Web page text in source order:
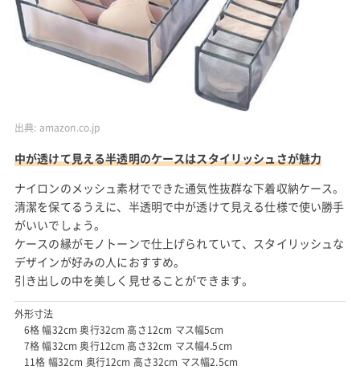
出典: amazon.co.jp
中が透けて見える半透明のケースはスタイリッシュさが魅力
ナイロンのメッシュ素材でできた通気性抜群な下着収納ケース。
清潔を保てるうえに、半透明で中が透けて見える仕様で使い勝手
がいいでしょう。
ケースの縁がモノトーンで仕上げられていて、スタイリッシュな
デザインが好みの人におすすめ。
引き出しの中を美しく見せることができます。
外形寸法
6格 幅32cm 奥行32cm 高さ12cm マス幅5cm
7格 幅32cm 奥行12cm 高さ32cm マス幅4.5cm
11格 幅32cm 奥行12cm 高さ32cm マス幅2.5cm